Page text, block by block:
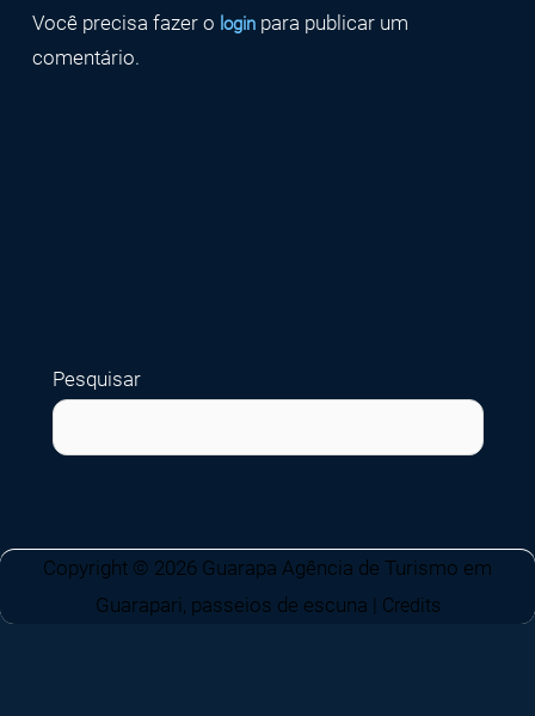
Você precisa fazer o login para publicar um
comentário.
Pesquisar
Copyright © 2026 Guarapa Agência de Turismo em
Guarapari, passeios de escuna | Credits